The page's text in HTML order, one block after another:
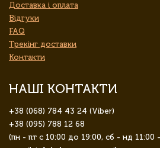
Доставка і оплата
Відгуки
FAQ
Трекінг доставки
Контакти
НАШІ КОНТАКТИ
+38 (068) 784 43 24 (Viber)
+38 (095) 788 12 68
(пн - пт с 10:00 до 19:00, сб - нд 11:00